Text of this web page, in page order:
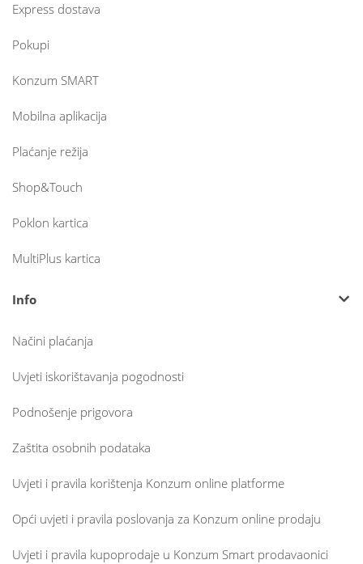
Express dostava
Pokupi
Konzum SMART
Mobilna aplikacija
Plaćanje režija
Shop&Touch
Poklon kartica
MultiPlus kartica
Info
Načini plaćanja
Uvjeti iskorištavanja pogodnosti
Podnošenje prigovora
Zaštita osobnih podataka
Uvjeti i pravila korištenja Konzum online platforme
Opći uvjeti i pravila poslovanja za Konzum online prodaju
Uvjeti i pravila kupoprodaje u Konzum Smart prodavaonici